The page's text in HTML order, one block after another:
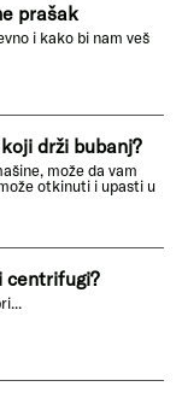
prašak
i kako bi nam veš
drži bubanj?
može da vam
otkinuti i upasti u
centrifugi?